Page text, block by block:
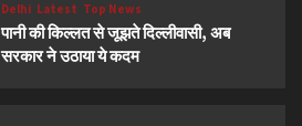
Delhi Latest Top News
पानी की किल्लत से जूझते दिल्लीवासी, अब
सरकार ने उठाया ये कदम